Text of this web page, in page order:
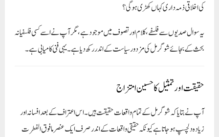
کی اخلاقی ذمہ داری کہاں کھڑی ہوگی؟
یہ سوال صدیوں سے فلسفے، کلام اور تصوف میں موجود ہے، مگر آپ نے اسے کسی فلسفیانہ
بحث کے بجائے شوگر مل کی مزدور سیاست کے اندر رکھ دیا ہے۔ یہی فنی کامیابی ہے۔
حقیقت اور تمثیل کا حسین امتزاج
آپ نے بتایا کہ شوگر مل کے تمام واقعات حقیقت ہیں۔ اس اعتراف کے بعد افسانہ اور
زیادہ دلچسپ ہوجاتا ہے کیونکہ حقیقی واقعات کے اندر صرف ایک عنصر مافوق الفطرت